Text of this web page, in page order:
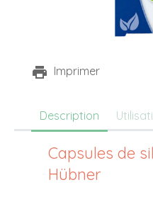
Imprimer
Description
Capsules de
Hübner